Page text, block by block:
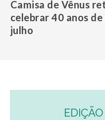
Camisa de Vênus
celebrar 40 anos
julho